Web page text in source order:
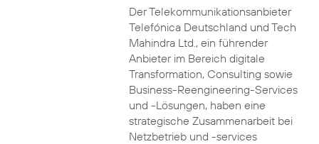
Der Telekommunikationsanbieter
Telefónica Deutschland und Tech
Mahindra Ltd., ein führender
Anbieter im Bereich digitale
Transformation, Consulting sowie
Business-Reengineering-Services
und -Lösungen, haben eine
strategische Zusammenarbeit bei
Netzbetrieb und -services